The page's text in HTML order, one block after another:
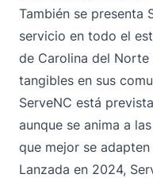
También se presenta
servicio en todo el
de Carolina del
tangibles en sus
ServeNC está
aunque se anima a
que mejor se
Lanzada en 2024,